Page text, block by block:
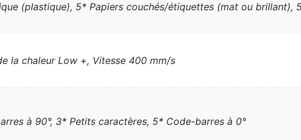
(plastique), 5* Papiers couchés/étiquettes (mat ou brillant),
la chaleur Low +, Vitesse 400 mm/s
à 90°, 3* Petits caractères, 5* Code-barres à 0°